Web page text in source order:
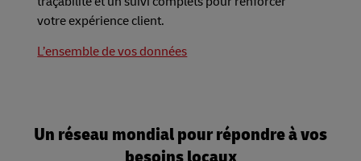
votre expérience client.
L’ensemble de vos données
Un réseau mondial pour répondre à vos